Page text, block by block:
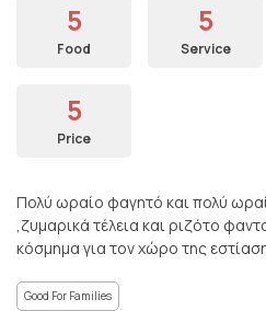
5
Food
5
Service
5
Price
Πολύ ωραίο φαγητό και πολύ
,ζυμαρικά τέλεια και ριζότο
κόσμημα για τον χώρο της
Good For Families